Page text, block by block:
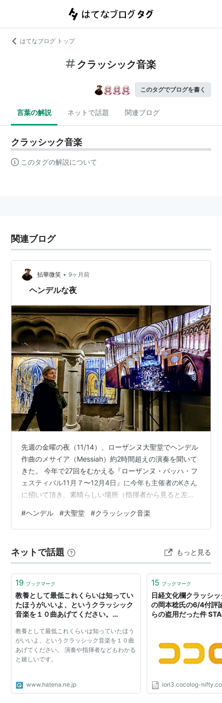
はてなブログ トップ
クラッシック音楽
このタグでブログを書く
言葉の解説 ネットで話題 関連ブログ
クラッシック音楽
このタグの解説について
関連ブログ
拈華微笑 • 9ヶ月前
ヘンデルな夜
先週の金曜の夜（11/14）、ローザンヌ大聖堂でヘンデル
作曲のメサイア（Messiah）約2時間超えの演奏を聞いて
きた。 今年で27回をむかえる『ローザンヌ・バッハ・フ
ェスティバル11月７〜12月4日』に今年も主催者のKさん
に招いて頂き、素晴らしい場所（指揮者から見ると左側
オーボエ奏者、合唱の人々がよく見え、まるで演奏者等
の中にいるかのような臨場感あふれる状態で聞くことが
深淵な雰囲気は理解できた。 後で調べると【イエス・キ
リストの生涯を、聖書の言葉だけで構成した “救いの物
語”】・・・とのことで…
#ヘンデル #大聖堂 #クラッシック音楽
ネットで話題 もっと見る
19 ブックマーク
教養として最低これくらいは知ってい
たほうがいいよ、というクラッシック
音楽を１０曲あげてください。…
教養として最低これくらいは知っていたほう
がいいよ、というクラッシック音楽を１０曲
あげてください。 演奏や指揮者などもわかる
と嬉しいです。
www.hatena.ne.jp
15 ブックマーク
日経文化欄クラッシ
の岡本稔氏の6/4付評
らの盗用だった件
iori3.cocolog-